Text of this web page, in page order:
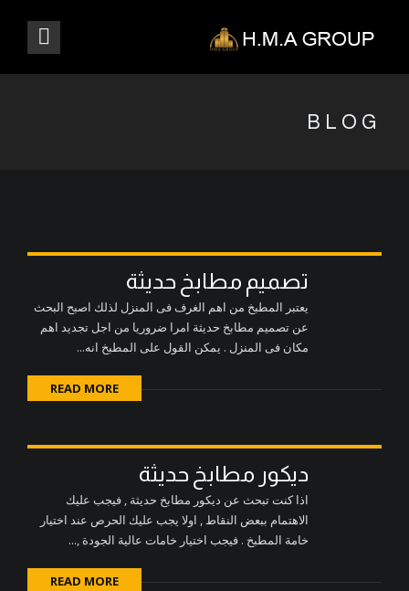
BLOG
تصميم مطابخ حديثة
يعتبر المطبخ من اهم الغرف فى المنزل لذلك اصبح البحث
عن تصميم مطابخ حديثة امرا ضروريا من اجل تجديد اهم
مكان فى المنزل . يمكن القول على المطبخ انه...
READ MORE
ديكور مطابخ حديثة
اذا كنت تبحث عن ديكور مطابخ حديثة , فيجب عليك
الاهتمام ببعض النقاط , اولا يجب عليك الحرص عند اختيار
خامة المطبخ . فيجب اختيار خامات عالية الجودة ,...
READ MORE